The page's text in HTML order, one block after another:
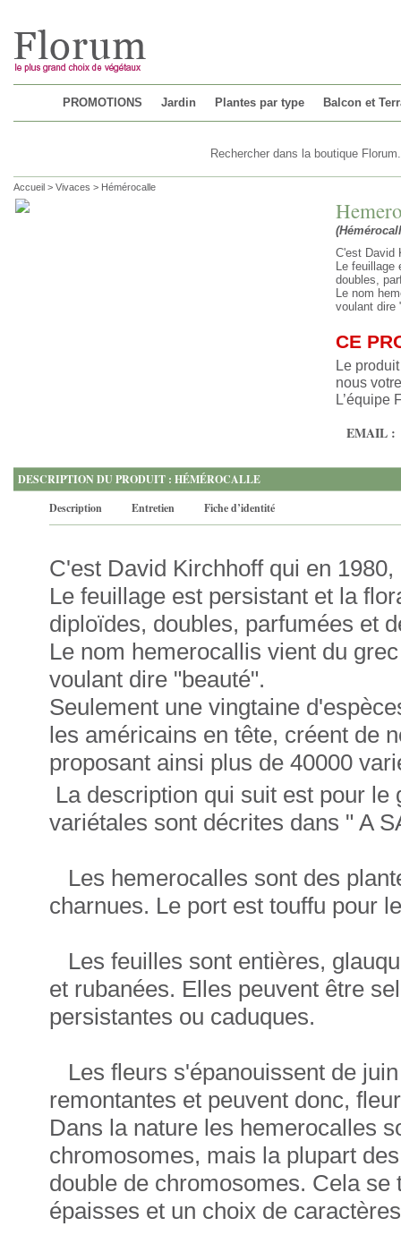
PROMOTIONS Jardin Plantes par type Balcon et
Accueil > Vivaces > Hémérocalle
C'est David
Le feuillage
doubles,
Le nom
voulant dire
CE
Le
nous
L’équipe
EMAIL :
DESCRIPTION DU PRODUIT : HÉMÉROCALLE
Description
Entretien Fiche d’identité
C'est David Kirchhoff qui en
Le feuillage est persistant et la
diploïdes, doubles, parfumées et
Le nom hemerocallis vient du
voulant dire "beauté".
Seulement une vingtaine
les américains en tête, créent de
proposant ainsi plus de 40000
La description qui suit est pour
variétales sont décrites dans " A
Les hemerocalles sont des
charnues. Le port est touffu pour
Les feuilles sont entières,
et rubanées. Elles peuvent être
persistantes ou caduques.
Les fleurs s'épanouissent de
remontantes et peuvent donc,
Dans la nature les hemerocalles
chromosomes, mais la plupart
double de chromosomes. Cela
épaisses et un choix de